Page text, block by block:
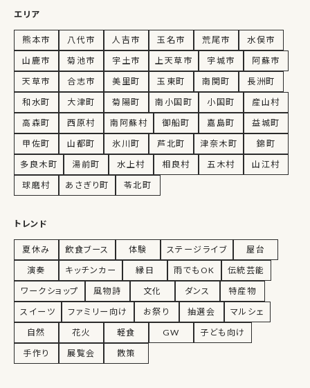
エリア
熊本市 八代市 人吉市 玉名市 荒尾市
水俣市
山鹿市
菊池市 宇土市 上天草市 宇城市
阿蘇市
天草市
合志市 美里町 玉東町 南関町
長洲町
和水町
大津町 菊陽町 南小国町 小国町
産山村
高森町
西原村 南阿蘇村 御船町 嘉島町
益城町
甲佐町
山都町 氷川町 芦北町 津奈木町
錦町
多良木町
湯前町 水上村 相良村 五木村
山江村
球磨村
あさぎり町 苓北町
トレンド
夏休み 飲食ブース 体験 ステージライブ
屋台
演奏
キッチンカー 縁日 雨でもOK
伝統芸能
ワークショップ
風物詩 文化 ダンス
特産物
スイーツ
ファミリー向け お祭り 抽選会
マルシェ
自然
花火 軽食 GW
子ども向け
手作り
展覧会 散策